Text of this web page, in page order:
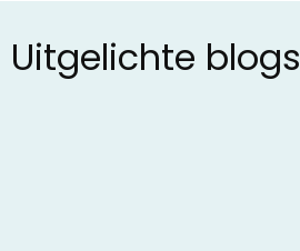
Uitgelichte blogs